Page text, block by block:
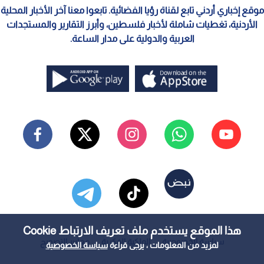
هذا الموقع يستخدم ملف تعريف الارتباط Cookie
لمزيد من المعلومات ، يرجى قراءةسياسة الخصوصية
موقع إخباري أردني تابع لقناة رؤيا الفضائية. تابعوا معنا آخر الأخبار المحلية
الأردنية، تغطيات شاملة لأخبار فلسطين، وأبرز التقارير والمستجدات
العربية والدولية على مدار الساعة.
سياسة الخصوصية الملكية الفكرية معايير التصحيح